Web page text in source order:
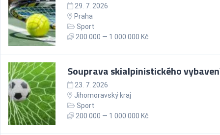
29. 7. 2026
Praha
Sport
200 000 — 1 000 000 Kč
Souprava skialpinistického
23. 7. 2026
Jihomoravský kraj
Sport
200 000 — 1 000 000 Kč